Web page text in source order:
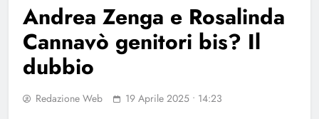
Andrea Zenga e Rosalinda
Cannavò genitori bis? Il
dubbio
Redazione Web 19 Aprile 2025 • 14:23